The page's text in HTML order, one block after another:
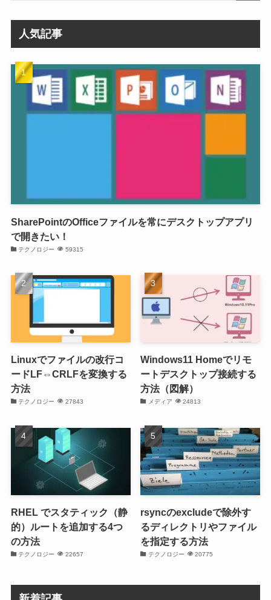
人気記事
SharePointのOfficeファイルを常にデスクトップアプリ
で開きたい！
テクノロジー 59315
Linuxでファイルの改行コ
ードLF⇔CRLFを変換する
方法
テクノロジー 27843
Windows11 Homeでリモ
ートデスクトップ接続する
方法（図解）
メディア 24813
RHEL でスタティック（静
的）ルートを追加する4つ
の方法
テクノロジー 22657
rsyncのexcludeで除外す
るディレクトリやファイル
を指定する方法
テクノロジー 20775